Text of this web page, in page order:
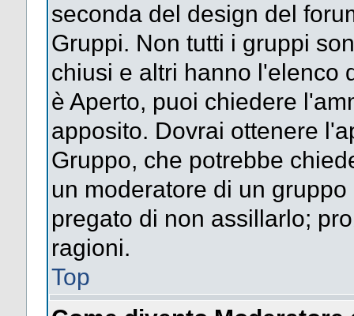
seconda del design del
Gruppi. Non tutti i gruppi
chiusi e altri hanno l'elenco
è Aperto, puoi chiedere
apposito. Dovrai ottenere
Gruppo, che potrebbe
un moderatore di un
pregato di non assillarlo;
ragioni.
Top